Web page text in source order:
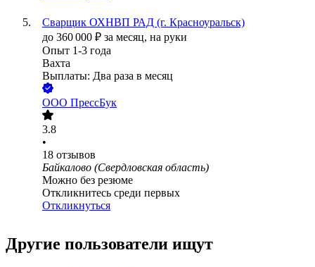
Сварщик ОХНВП РАД (г. Красноуральск)
до 360 000 ₽ за месяц, на руки
Опыт 1-3 года
Вахта
Выплаты: Два раза в месяц
ООО ПрессБук
3.8
•
18 отзывов
Байкалово (Свердловская область)
Можно без резюме
Откликнитесь среди первых
Откликнуться
Другие пользователи ищут